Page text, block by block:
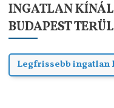
INGATLAN
BUDAPEST
Legfrissebb ingatlan